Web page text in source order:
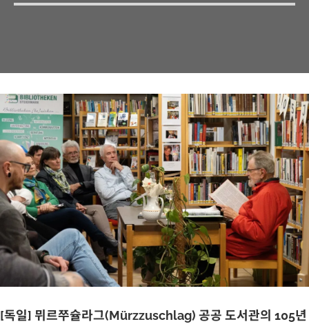
[독일] 뮈르쭈슐라그(Mürzzuschlag) 공공 도서관의 105년